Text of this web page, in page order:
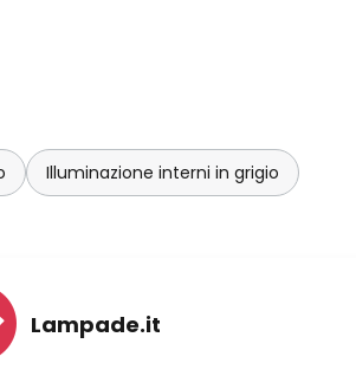
Illuminazione interni in grigio
Lampade.it